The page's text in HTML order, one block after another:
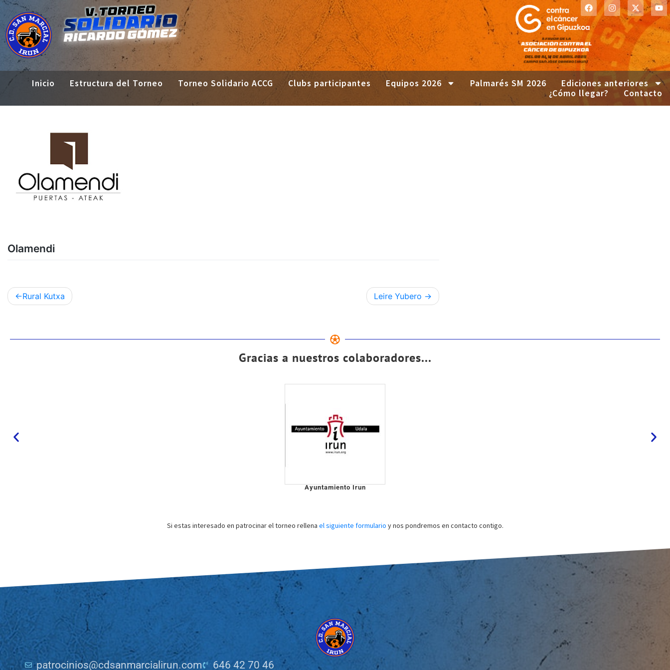
Inicio Estructura del Torneo Torneo Solidario ACCG Clubs participantes Equipos 2026 Palmarés SM 2026
Ediciones anteriores
¿Cómo llegar?
Contacto
Olamendi
Rural Kutxa Leire Yubero
Gracias a nuestros colaboradores...
Ayuntamiento Irun
Si estas interesado en patrocinar el torneo rellena el siguiente formulario y nos pondremos en contacto contigo.
patrocinios@cdsanmarcialirun.com 646 42 70 46